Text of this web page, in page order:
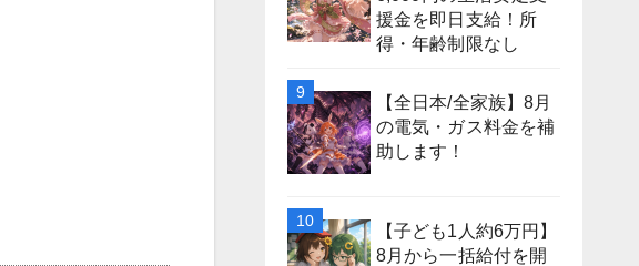
援金を即日支給！所
得・年齢制限なし
【全日本/全家族】8月
の電気・ガス料金を補
助します！
【子ども1人約6万円】
8月から一括給付を開